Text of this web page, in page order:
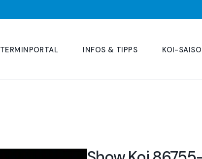
TERMINPORTAL INFOS & TIPPS KOI-